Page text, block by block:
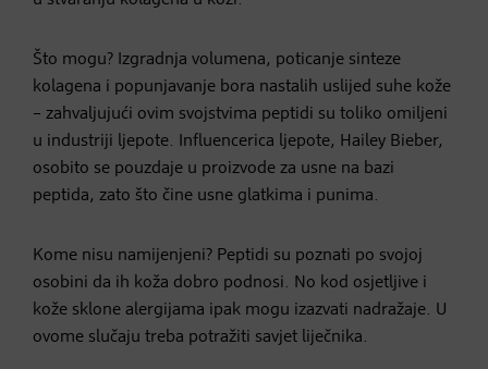
Što mogu? Izgradnja volumena, poticanje sinteze
kolagena i popunjavanje bora nastalih uslijed suhe kože
– zahvaljujući ovim svojstvima peptidi su toliko omiljeni
u industriji ljepote. Influencerica ljepote, Hailey Bieber,
osobito se pouzdaje u proizvode za usne na bazi
peptida, zato što čine usne glatkima i punima.
Kome nisu namijenjeni? Peptidi su poznati po svojoj
osobini da ih koža dobro podnosi. No kod osjetljive i
kože sklone alergijama ipak mogu izazvati nadražaje. U
ovome slučaju treba potražiti savjet liječnika.